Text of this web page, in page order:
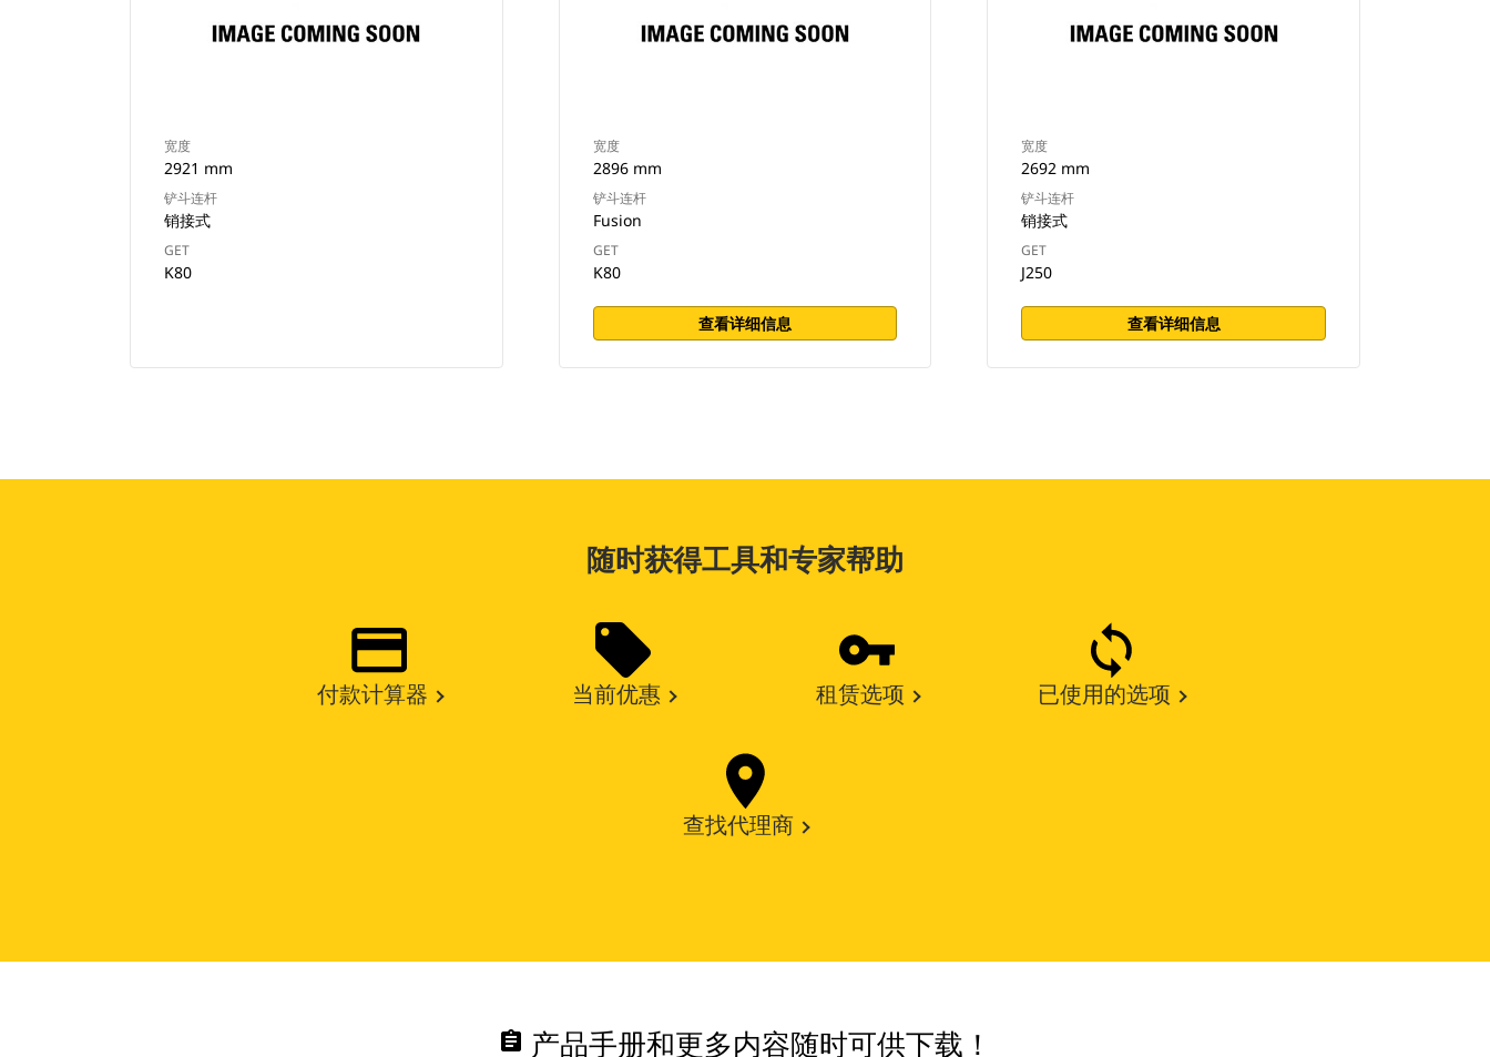
宽度
2921 mm
铲斗连杆
销接式
GET
K80
宽度
2896 mm
铲斗连杆
Fusion
GET
K80
查看详细信息
宽度
2692 mm
铲斗连杆
销接式
GET
J250
查看详细信息
随时获得工具和专家帮助
付款计算器 当前优惠 租赁选项 已使用的选项
查找代理商
assignment 产品手册和更多内容随时可供下载！